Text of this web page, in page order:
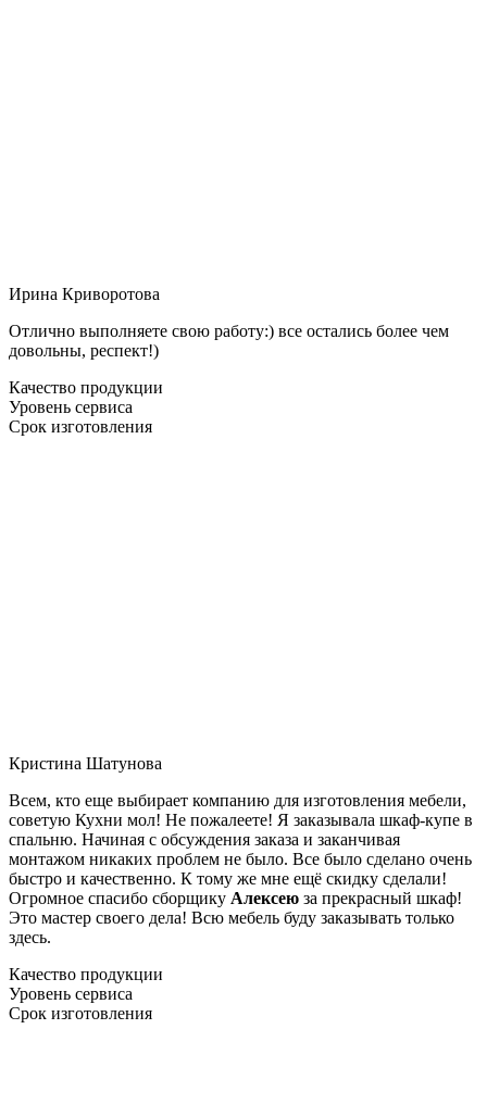
Ирина Криворотова
Отлично выполняете свою работу:) все остались более чем
довольны, респект!)
Качество продукции
Уровень сервиса
Срок изготовления
Кристина Шатунова
Всем, кто еще выбирает компанию для изготовления мебели,
советую Кухни мол! Не пожалеете! Я заказывала шкаф-купе в
спальню. Начиная с обсуждения заказа и заканчивая
монтажом никаких проблем не было. Все было сделано очень
быстро и качественно. К тому же мне ещё скидку сделали!
Огромное спасибо сборщику Алексею за прекрасный шкаф!
Это мастер своего дела! Всю мебель буду заказывать только
здесь.
Качество продукции
Уровень сервиса
Срок изготовления